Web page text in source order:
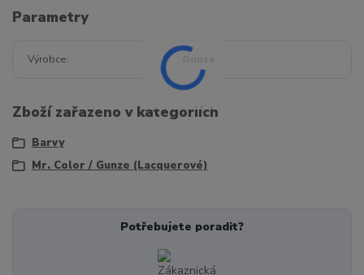
Parametry
Výrobce
Zboží zařazeno v kategoriích
Barvy
Mr. Color / Gunze (Lacquerové)
Potřebujete poradit?